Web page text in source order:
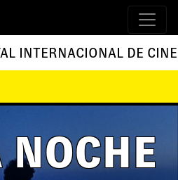
INTERNACIONAL DE
NOCHE